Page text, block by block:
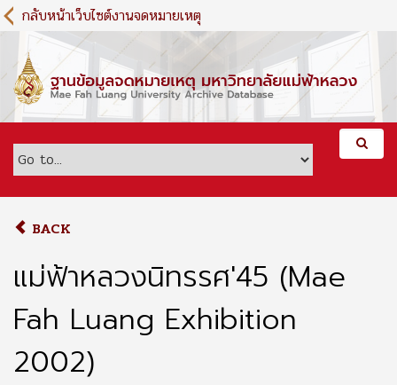
S
k
m
c
กลับหน้าเว็บไซต์งานจดหมายเหตุ
BACK
แม่ฟ้าหลวงนิทรรศ'45 (Mae
Fah Luang Exhibition
2002)